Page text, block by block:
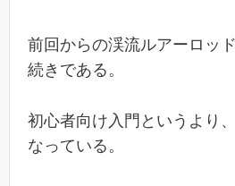
前回からの渓流ルアーロッ
続きである。
初心者向け入門というより
なっている。